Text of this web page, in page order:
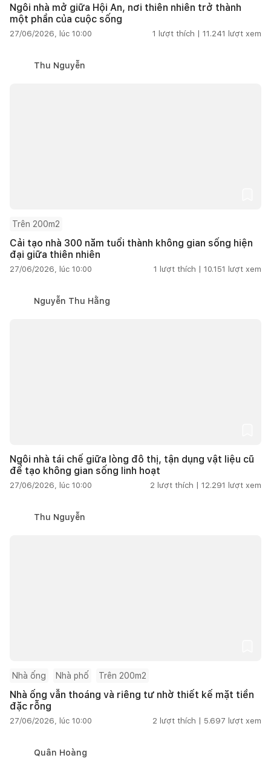
Ngôi nhà mở giữa Hội An, nơi thiên nhiên trở thành
một phần của cuộc sống
27/06/2026, lúc 10:00 1 lượt thích | 11.241 lượt xem
Thu Nguyễn
Trên 200m2
Cải tạo nhà 300 năm tuổi thành không gian sống hiện
đại giữa thiên nhiên
27/06/2026, lúc 10:00 1 lượt thích | 10.151 lượt xem
Nguyễn Thu Hằng
Ngôi nhà tái chế giữa lòng đô thị, tận dụng vật liệu cũ
để tạo không gian sống linh hoạt
27/06/2026, lúc 10:00 2 lượt thích | 12.291 lượt xem
Thu Nguyễn
Nhà ống Nhà phố Trên 200m2
Nhà ống vẫn thoáng và riêng tư nhờ thiết kế mặt tiền
đặc rỗng
27/06/2026, lúc 10:00 2 lượt thích | 5.697 lượt xem
Quân Hoàng